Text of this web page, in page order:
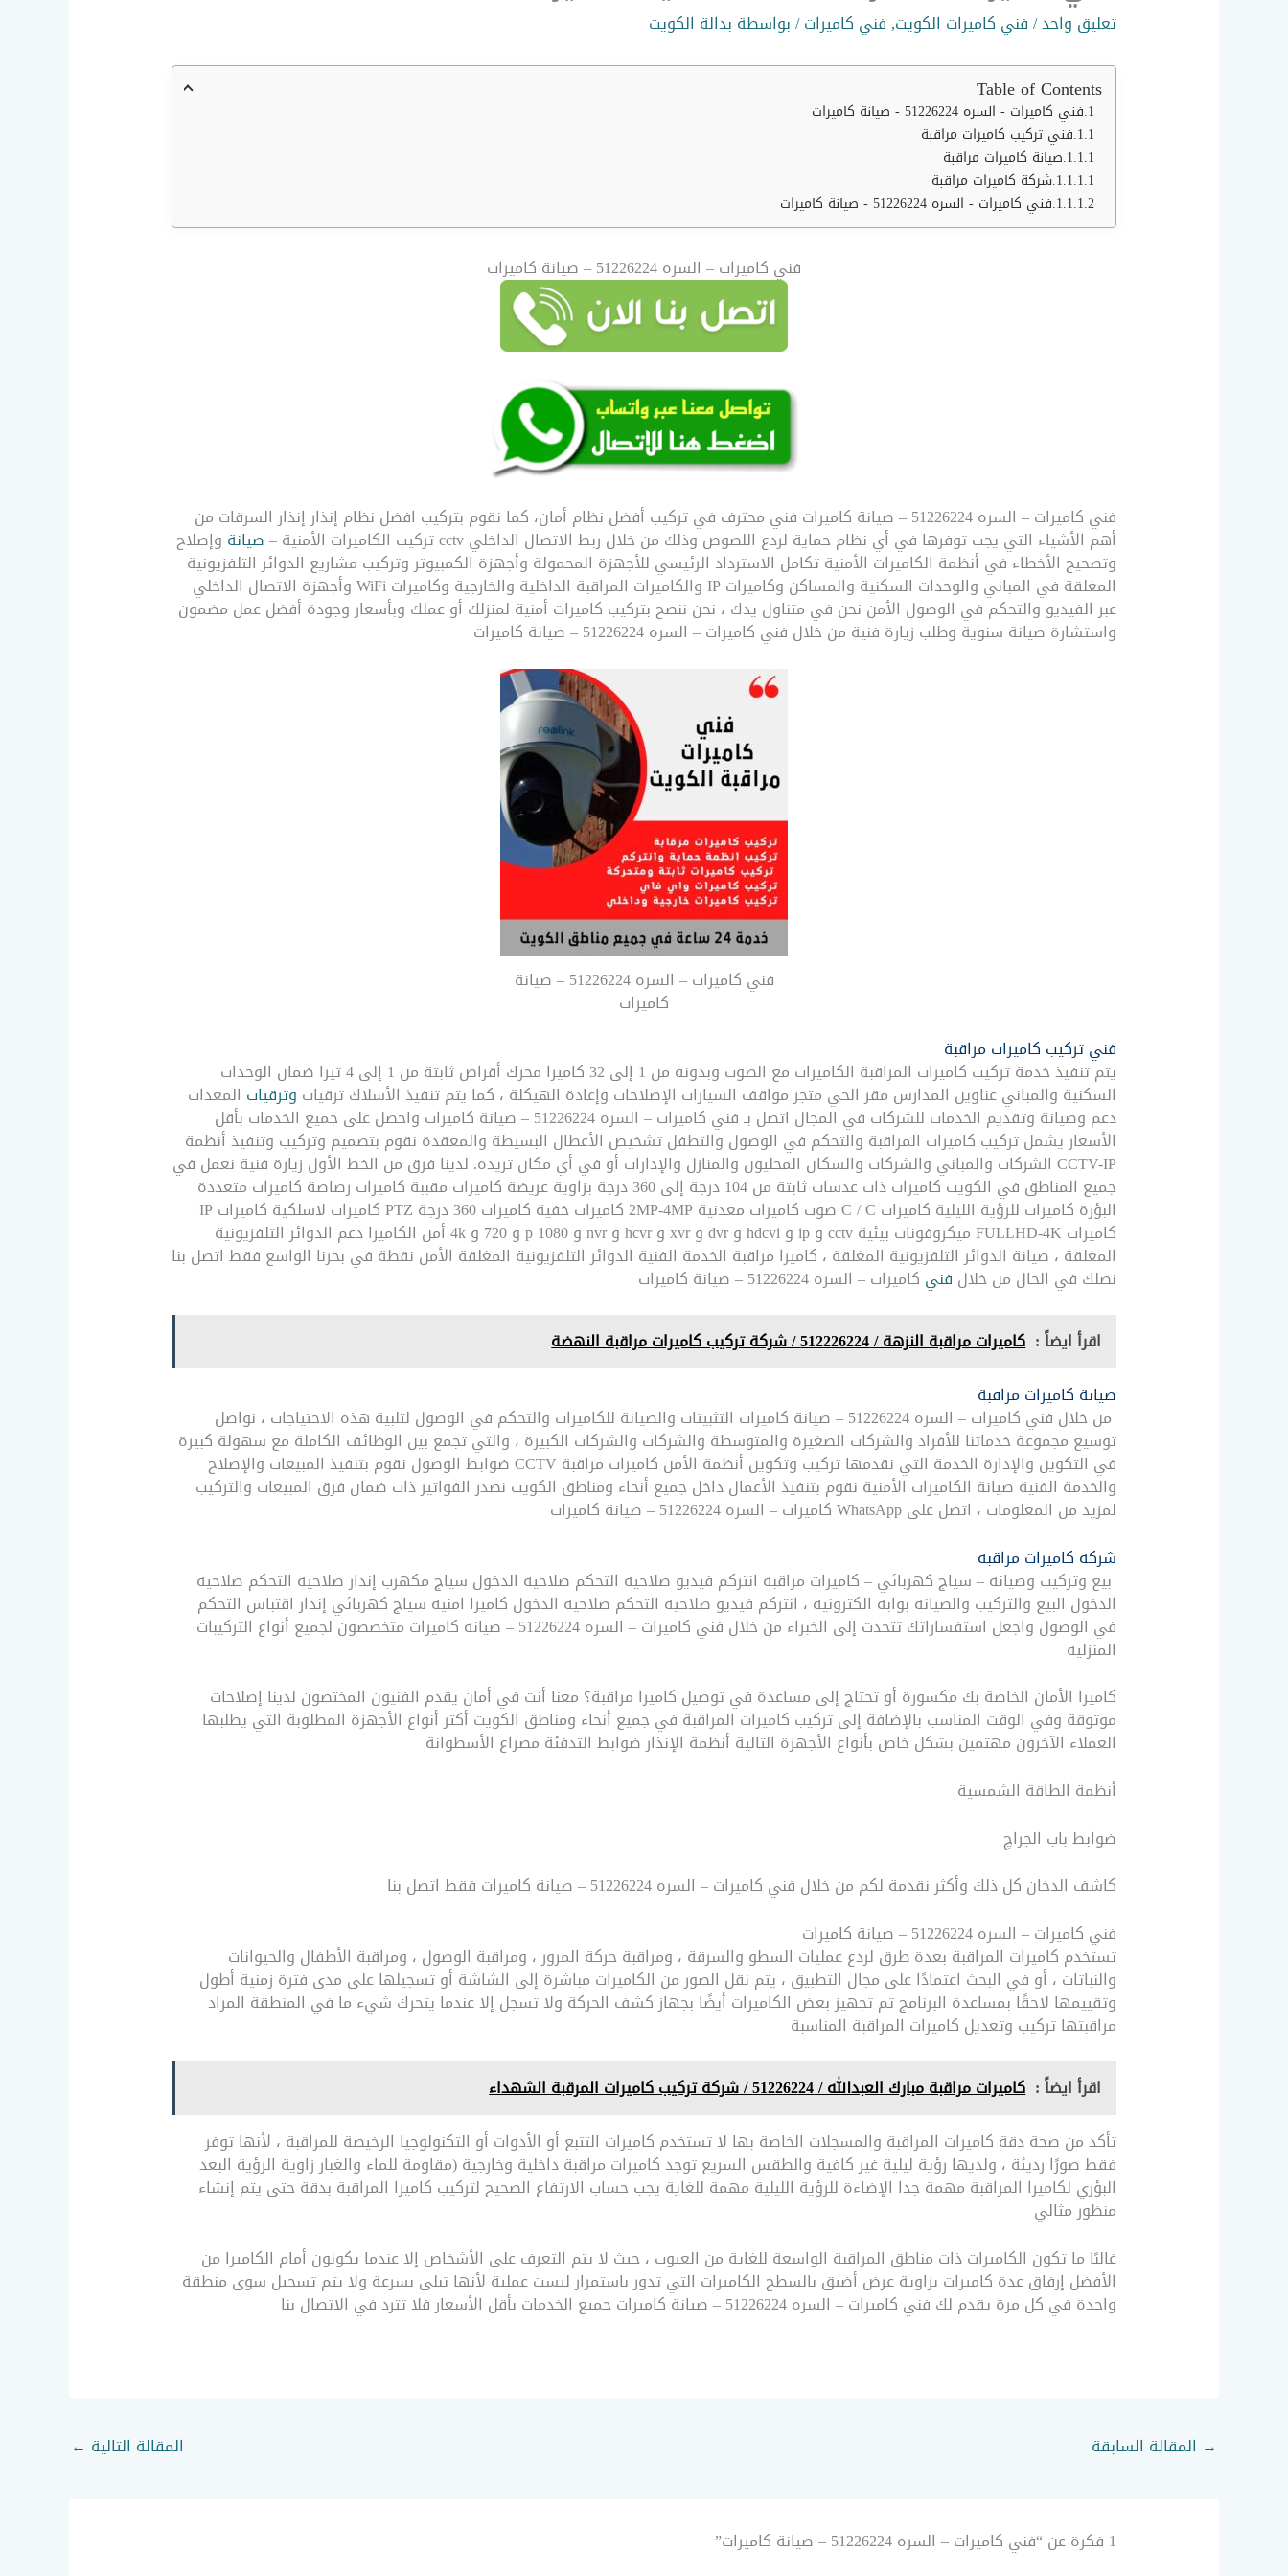
تعليق واحد/فني كاميرات الكويت,فني كاميرات/ بواسطة بدالة الكويت
Table of Contents
فني كاميرات - السره 51226224 - صيانة كاميرات
فني تركيب كاميرات مراقبة
صيانة كاميرات مراقبة
شركة كاميرات مراقبة
فني كاميرات - السره 51226224 - صيانة كاميرات
فني كاميرات – السره 51226224 – صيانة كاميرات
فني كاميرات – السره 51226224 – صيانة كاميرات فني محترف في تركيب أفضل نظام أمان، كما نقوم بتركيب افضل نظام إنذار إنذار السرقات من
أهم الأشياء التي يجب توفرها في أي نظام حماية لردع اللصوص وذلك من خلال ربط الاتصال الداخلي cctv تركيب الكاميرات الأمنية – صيانة وإصلاح
وتصحيح الأخطاء في أنظمة الكاميرات الأمنية تكامل الاسترداد الرئيسي للأجهزة المحمولة وأجهزة الكمبيوتر وتركيب مشاريع الدوائر التلفزيونية
المغلقة في المباني والوحدات السكنية والمساكن وكاميرات IP والكاميرات المراقبة الداخلية والخارجية وكاميرات WiFi وأجهزة الاتصال الداخلي
عبر الفيديو والتحكم في الوصول الأمن نحن في متناول يدك ، نحن ننصح بتركيب كاميرات أمنية لمنزلك أو عملك وبأسعار وجودة أفضل عمل مضمون
واستشارة صيانة سنوية وطلب زيارة فنية من خلال فني كاميرات – السره 51226224 – صيانة كاميرات
فني كاميرات – السره 51226224 – صيانة
كاميرات
فني تركيب كاميرات مراقبة
يتم تنفيذ خدمة تركيب كاميرات المراقبة الكاميرات مع الصوت وبدونه من 1 إلى 32 كاميرا محرك أقراص ثابتة من 1 إلى 4 تيرا ضمان الوحدات
السكنية والمباني عناوين المدارس مقر الحي متجر مواقف السيارات الإصلاحات وإعادة الهيكلة ، كما يتم تنفيذ الأسلاك ترقيات وترقيات المعدات
دعم وصيانة وتقديم الخدمات للشركات في المجال اتصل بـ فني كاميرات – السره 51226224 – صيانة كاميرات واحصل على جميع الخدمات بأقل
الأسعار يشمل تركيب كاميرات المراقبة والتحكم في الوصول والتطفل تشخيص الأعطال البسيطة والمعقدة نقوم بتصميم وتركيب وتنفيذ أنظمة
CCTV-IP الشركات والمباني والشركات والسكان المحليون والمنازل والإدارات أو في أي مكان تريده. لدينا فرق من الخط الأول زيارة فنية نعمل في
جميع المناطق في الكويت كاميرات ذات عدسات ثابتة من 104 درجة إلى 360 درجة بزاوية عريضة كاميرات مقببة كاميرات رصاصة كاميرات متعددة
البؤرة كاميرات للرؤية الليلية كاميرات C / C صوت كاميرات معدنية 2MP-4MP كاميرات خفية كاميرات 360 درجة PTZ كاميرات لاسلكية كاميرات IP
كاميرات FULLHD-4K ميكروفونات بيئية cctv و ip و hdcvi و dvr و xvr و hcvr و nvr و 1080 p و 720 و 4k أمن الكاميرا دعم الدوائر التلفزيونية
المغلقة ، صيانة الدوائر التلفزيونية المغلقة ، كاميرا مراقبة الخدمة الفنية الدوائر التلفزيونية المغلقة الأمن نقطة في بحرنا الواسع فقط اتصل بنا
نصلك في الحال من خلال فني كاميرات – السره 51226224 – صيانة كاميرات
اقرأ ايضاً : كاميرات مراقبة النزهة / 512226224 / شركة تركيب كاميرات مراقبة النهضة
صيانة كاميرات مراقبة
من خلال فني كاميرات – السره 51226224 – صيانة كاميرات التثبيتات والصيانة للكاميرات والتحكم في الوصول لتلبية هذه الاحتياجات ، نواصل
توسيع مجموعة خدماتنا للأفراد والشركات الصغيرة والمتوسطة والشركات والشركات الكبيرة ، والتي تجمع بين الوظائف الكاملة مع سهولة كبيرة
في التكوين والإدارة الخدمة التي نقدمها تركيب وتكوين أنظمة الأمن كاميرات مراقبة CCTV ضوابط الوصول نقوم بتنفيذ المبيعات والإصلاح
والخدمة الفنية صيانة الكاميرات الأمنية نقوم بتنفيذ الأعمال داخل جميع أنحاء ومناطق الكويت نصدر الفواتير ذات ضمان فرق المبيعات والتركيب
لمزيد من المعلومات ، اتصل على WhatsApp كاميرات – السره 51226224 – صيانة كاميرات
شركة كاميرات مراقبة
بيع وتركيب وصيانة – سياج كهربائي – كاميرات مراقبة انتركم فيديو صلاحية التحكم صلاحية الدخول سياج مكهرب إنذار صلاحية التحكم صلاحية
الدخول البيع والتركيب والصيانة بوابة الكترونية ، انتركم فيديو صلاحية التحكم صلاحية الدخول كاميرا امنية سياج كهربائي إنذار اقتباس التحكم
في الوصول واجعل استفساراتك تتحدث إلى الخبراء من خلال فني كاميرات – السره 51226224 – صيانة كاميرات متخصصون لجميع أنواع التركيبات
المنزلية
كاميرا الأمان الخاصة بك مكسورة أو تحتاج إلى مساعدة في توصيل كاميرا مراقبة؟ معنا أنت في أمان يقدم الفنيون المختصون لدينا إصلاحات
موثوقة وفي الوقت المناسب بالإضافة إلى تركيب كاميرات المراقبة في جميع أنحاء ومناطق الكويت أكثر أنواع الأجهزة المطلوبة التي يطلبها
العملاء الآخرون مهتمين بشكل خاص بأنواع الأجهزة التالية أنظمة الإنذار ضوابط التدفئة مصراع الأسطوانة
أنظمة الطاقة الشمسية
ضوابط باب الجراچ
كاشف الدخان كل ذلك وأكثر نقدمة لكم من خلال فني كاميرات – السره 51226224 – صيانة كاميرات فقط اتصل بنا
فني كاميرات – السره 51226224 – صيانة كاميرات
تستخدم كاميرات المراقبة بعدة طرق لردع عمليات السطو والسرقة ، ومراقبة حركة المرور ، ومراقبة الوصول ، ومراقبة الأطفال والحيوانات
والنباتات ، أو في البحث اعتمادًا على مجال التطبيق ، يتم نقل الصور من الكاميرات مباشرة إلى الشاشة أو تسجيلها على مدى فترة زمنية أطول
وتقييمها لاحقًا بمساعدة البرنامج تم تجهيز بعض الكاميرات أيضًا بجهاز كشف الحركة ولا تسجل إلا عندما يتحرك شيء ما في المنطقة المراد
مراقبتها تركيب وتعديل كاميرات المراقبة المناسبة
اقرأ ايضاً : كاميرات مراقبة مبارك العبدالله / 51226224 / شركة تركيب كاميرات المرقبة الشهداء
تأكد من صحة دقة كاميرات المراقبة والمسجلات الخاصة بها لا تستخدم كاميرات التتبع أو الأدوات أو التكنولوجيا الرخيصة للمراقبة ، لأنها توفر
فقط صورًا رديئة ، ولديها رؤية ليلية غير كافية والطقس السريع توجد كاميرات مراقبة داخلية وخارجية (مقاومة للماء والغبار زاوية الرؤية البعد
البؤري لكاميرا المراقبة مهمة جدا الإضاءة للرؤية الليلية مهمة للغاية يجب حساب الارتفاع الصحيح لتركيب كاميرا المراقبة بدقة حتى يتم إنشاء
منظور مثالي
غالبًا ما تكون الكاميرات ذات مناطق المراقبة الواسعة للغاية من العيوب ، حيث لا يتم التعرف على الأشخاص إلا عندما يكونون أمام الكاميرا من
الأفضل إرفاق عدة كاميرات بزاوية عرض أضيق بالسطح الكاميرات التي تدور باستمرار ليست عملية لأنها تبلى بسرعة ولا يتم تسجيل سوى منطقة
واحدة في كل مرة يقدم لك فني كاميرات – السره 51226224 – صيانة كاميرات جميع الخدمات بأقل الأسعار فلا تترد في الاتصال بنا
→ المقالة السابقة المقالة التالية ←
1 فكرة عن “فني كاميرات – السره 51226224 – صيانة كاميرات”